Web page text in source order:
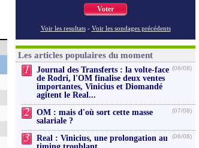
Voter
Voir les resultats - Voir les sondages précédents
Les articles populaires du moment
1
Journal des Transferts : la volte-face
de Rodri, l'OM finalise deux ventes
importantes, Vinicius et Diomandé
agitent le Real...
(06/08)
2
OM : mais d'où sort cette masse
salariale ?
(07/08)
3
Real : Vinicius, une prolongation au
(06/08)